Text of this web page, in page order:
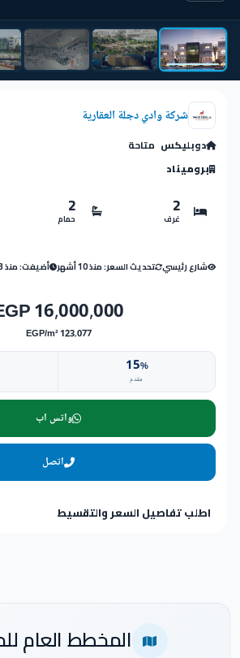
شركة وادي دجلة العقارية
دوبليكس متاحة
بروميناد
2
غرف
2
حمام
شارع رئيسي تحديث السعر: منذ 10 أشهر أضيفت: منذ 3 سنوات
16,000,000 EGP
123,077 EGP/m²
15%
مقدم
واتس اب
اتصل
اطلب تفاصيل السعر والتقسيط
المخطط العام